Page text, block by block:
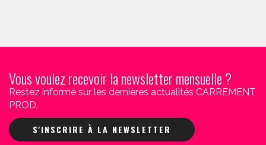
Vous voulez recevoir la newsletter mensuelle ?
Restez informé sur les dernières actualités CARREMENT
PROD.
S'INSCRIRE À LA NEWSLETTER